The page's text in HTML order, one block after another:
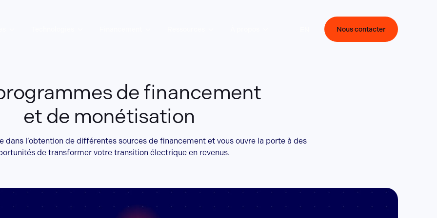
Nous contacter
de financement
et de monétisation
dans l’obtention de différentes sources de financement et vous ouvre la porte à des
de transformer votre transition électrique en revenus.